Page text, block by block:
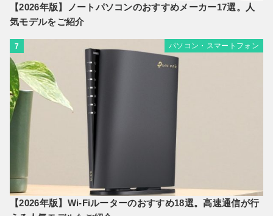
【2026年版】ノートパソコンのおすすめメーカー17選。人
気モデルをご紹介
7 パソコン・スマートフォン
【2026年版】Wi-Fiルーターのおすすめ18選。高速通信が行